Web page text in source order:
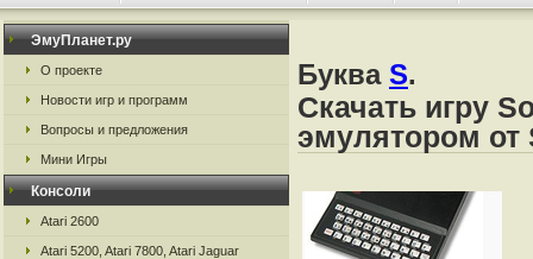
ЭмуПланет.ру
О проекте
Новости игр и программ
Вопросы и предложения
Мини Игры
Консоли
Atari 2600
Atari 5200, Atari 7800, Atari Jaguar
Буква S.
Скачать игру
эмулятором от